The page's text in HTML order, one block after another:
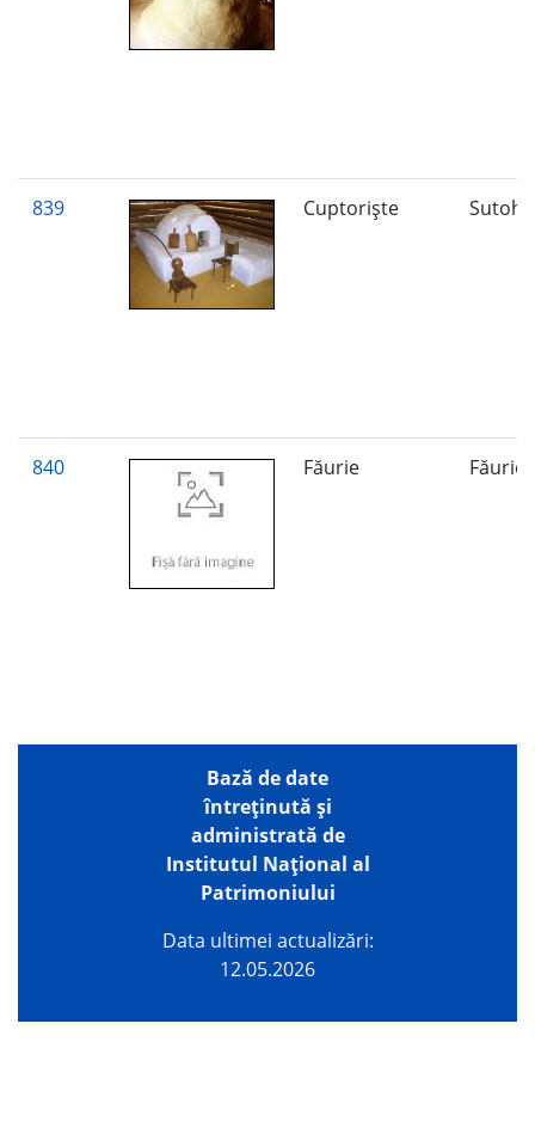
839 Cuptorişte
840 Făurie Făurie
Bază de date
întreţinută şi
administrată de
Institutul Național al
Patrimoniului
Data ultimei actualizări:
12.05.2026